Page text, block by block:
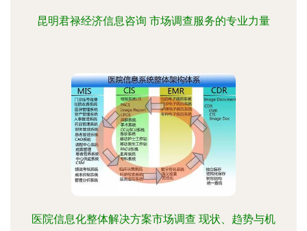
昆明君禄经济信息咨询 市场调查服务的专业力量
医院信息化整体解决方案市场调查 现状、趋势与机